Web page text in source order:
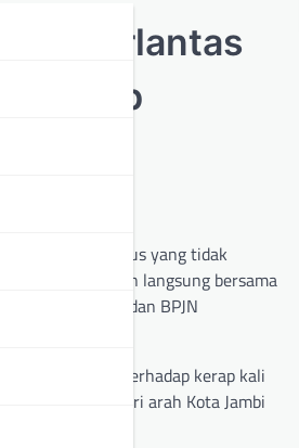
1, Dirlantas
penertiban Bus yang tidak
Pol Dhafi turun langsung bersama
Jambi PUPR dan BPJN
mencari solusi terhadap kerap kali
4 jam baik dari arah Kota Jambi